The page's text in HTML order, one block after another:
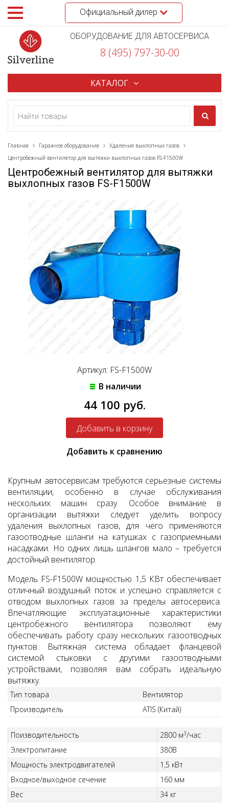
Официальный дилер
ОБОРУДОВАНИЕ ДЛЯ АВТОСЕРВИСА
8 (495) 797-30-00
КАТАЛОГ
Главная Гаражное оборудование
Удаление выхлопных газов
Центробежный вентилятор для вытяжки выхлопных газов FS-F1500W
Центробежный вентилятор для вытяжки
выхлопных газов FS-F1500W
Артикул: FS-F1500W
В наличии
44 100 руб.
Добавить к сравнению
Крупным автосервисам требуются серьезные системы
вентиляции, особенно в случае обслуживания
нескольких машин сразу. Особое внимание в
организации вытяжки следует уделить вопросу
удаления выхлопных газов, для чего применяются
газоотводные шланги на катушках с газоприемными
насадками. Но одних лишь шлангов мало – требуется
достойный вентилятор.
Модель FS-F1500W мощностью 1,5 КВт обеспечивает
отличный воздушный поток и успешно справляется с
отводом выхлопных газов за пределы автосервиса.
Впечатляющие эксплуатационные характеристики
центробежного вентилятора позволяют ему
обеспечивать работу сразу нескольких газоотводных
пунктов. Вытяжная система обладает фланцевой
системой стыковки с другими газоотводными
устройствами, позволяя вам собрать идеальную
вытяжку.
Тип товара
Вентилятор
Производитель
АТIS (Китай)
Поизводительность 2800 м3/час
Электропитание
380В
Мощность электродвигателей
1,5 кВт
Входное/выходное сечение
160 мм
Вес
34 кг